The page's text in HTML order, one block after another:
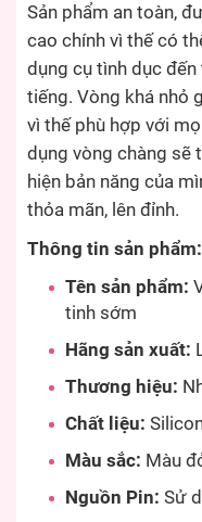
Sản phẩm an toàn,
cao chính vì thế có
dụng cụ tình dục
tiếng. Vòng khá nhỏ
vì thế phù hợp với
dụng vòng chàng sẽ
hiện bản năng của
thỏa mãn, lên đỉnh.
Thông tin sản phẩm:
Tên sản phẩm:
tinh sớm
Hãng sản xuất:
Thương hiệu:
Chất liệu:
Màu sắc: Màu
Nguồn Pin: Sử